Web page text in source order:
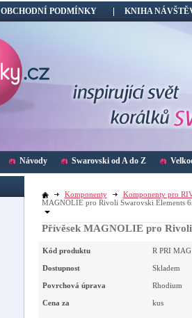
OBCHODNÍ PODMÍNKY KNIHA
Návody Swarovski od A do Z
Komponenty
Komponenty pro
MAGNOLIE pro Rivoli Swarovski Elements
Přívěsek MAGNOLIE pro
Kód produktu R PRI MAG
Dostupnost Skladem
Povrchová úprava Rhodium
Cena za kus